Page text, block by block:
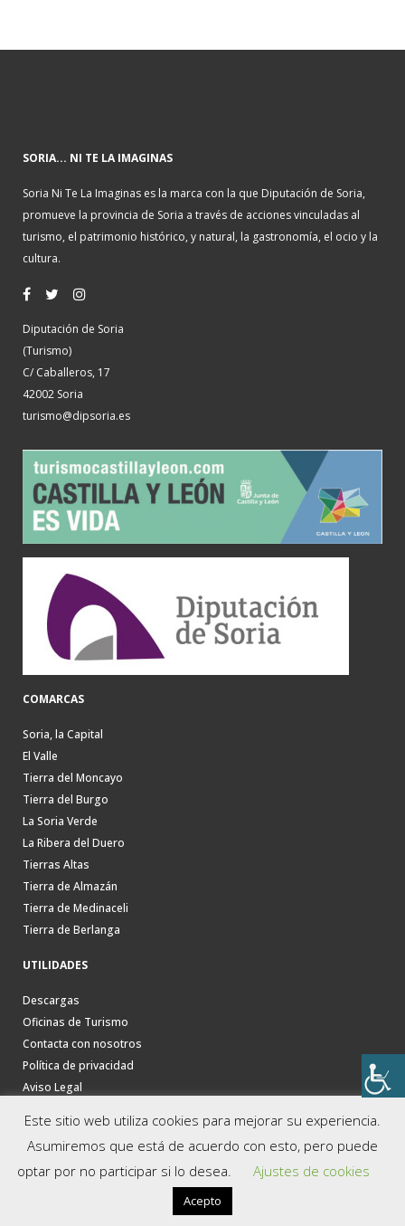
SORIA... NI TE LA IMAGINAS
Soria Ni Te La Imaginas es la marca con la que Diputación de Soria,
promueve la provincia de Soria a través de acciones vinculadas al
turismo, el patrimonio histórico, y natural, la gastronomía, el ocio y la
cultura.
Diputación de Soria
(Turismo)
C/ Caballeros, 17
42002 Soria
turismo@dipsoria.es
COMARCAS
Soria, la Capital
El Valle
Tierra del Moncayo
Tierra del Burgo
La Soria Verde
La Ribera del Duero
Tierras Altas
Tierra de Almazán
Tierra de Medinaceli
Tierra de Berlanga
UTILIDADES
Descargas
Oficinas de Turismo
Contacta con nosotros
Política de privacidad
Aviso Legal
Este sitio web utiliza cookies para mejorar su experiencia.
Asumiremos que está de acuerdo con esto, pero puede
optar por no participar si lo desea.
Ajustes de cookies
Acepto